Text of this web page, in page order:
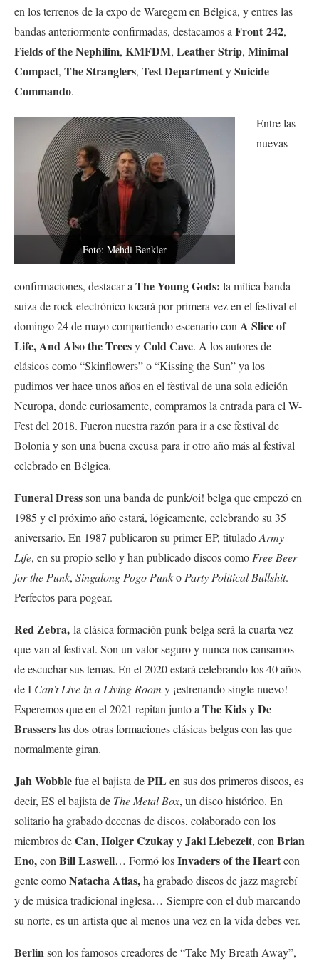
en los terrenos de la expo de Waregem en Bélgica, y entres las
bandas anteriormente confirmadas, destacamos a Front 242,
Fields of the Nephilim, KMFDM, Leather Strip, Minimal
Compact, The Stranglers, Test DepartmentySuicide
Commando.
Foto: Mehdi Benkler
Entre las
nuevas
confirmaciones, destacar a The Young Gods: la mítica banda
suiza de rock electrónico tocará por primera vez en el festival el
domingo 24 de mayo compartiendo escenario con A Slice of
Life, And Also the TreesyCold Cave. A los autores de
clásicos como “Skinflowers” o “Kissing the Sun” ya los
pudimos ver hace unos años en el festival de una sola edición
Neuropa, donde curiosamente, compramos la entrada para el W-
Fest del 2018. Fueron nuestra razón para ir a ese festival de
Bolonia y son una buena excusa para ir otro año más al festival
celebrado en Bélgica.
Funeral Dressson una banda de punk/oi! belga que empezó en
1985 y el próximo año estará, lógicamente, celebrando su 35
aniversario. En 1987 publicaron su primer EP, tituladoArmy
Life, en su propio sello y han publicado discos como Free Beer
for the Punk, Singalong Pogo Punko Party Political Bullshit.
Perfectos para pogear.
Red Zebra, la clásica formación punk belga será la cuarta vez
que van al festival. Son un valor seguro y nunca nos cansamos
de escuchar sus temas. En el 2020 estará celebrando los 40 años
deI Can’t Live in a Living Room y ¡estrenando single nuevo!
Esperemos que en el 2021 repitan junto a The KidsyDe
Brasserslas dos otras formaciones clásicas belgas con las que
normalmente giran.
Jah Wobblefue el bajista dePIL en sus dos primeros discos, es
decir, ES el bajista de The Metal Box, un disco histórico. En
solitario ha grabado decenas de discos, colaborado con los
miembros deCan, HolgerCzukayyJaki Liebezeit, con Brian
Eno,con Bill Laswell… Formó losInvaders of the Heartcon
gente comoNatacha Atlas,ha grabado discos de jazz magrebí
y de música tradicional inglesa… Siempre con el dub marcando
su norte, es un artista que al menos una vez en la vida debes ver.
Berlin son los famosos creadores de “Take My Breath Away”,